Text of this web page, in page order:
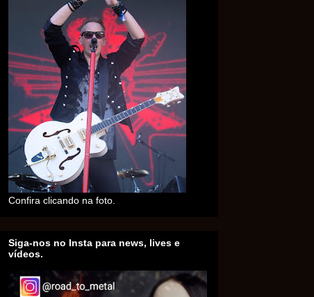
Confira clicando na foto.
Siga-nos no Insta para news, lives e
vídeos.